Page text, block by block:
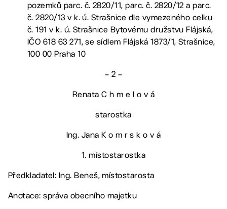
pozemků parc. č. 2820/11, parc. č. 2820/12 a parc.
č. 2820/13 v k. ú. Strašnice dle vymezeného celku
č. 191 v k. ú. Strašnice Bytovému družstvu Flájská,
IČO 618 63 271, se sídlem Flájská 1873/1, Strašnice,
100 00 Praha 10
– 2 –
Renata C h m e l o v á
starostka
Ing. Jana K o m r s k o v á
1. místostarostka
Předkladatel: Ing. Beneš, místostarosta
Anotace: správa obecního majetku